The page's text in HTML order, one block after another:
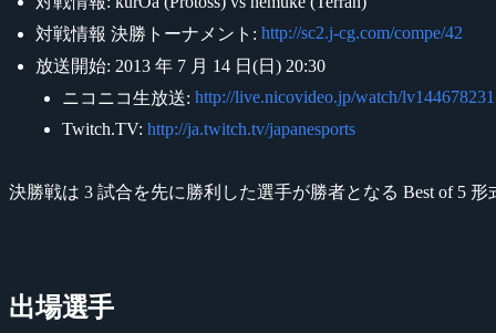
対戦情報 決勝トーナメント: http://sc2.j-cg.com/compe/42
放送開始: 2013 年 7 月 14 日(日) 20:30
ニコニコ生放送: http://live.nicovideo.jp/watch/lv144678231
Twitch.TV: http://ja.twitch.tv/japanesports
決勝戦は 3 試合を先に勝利した選手が勝者となる Best of 5 形
出場選手